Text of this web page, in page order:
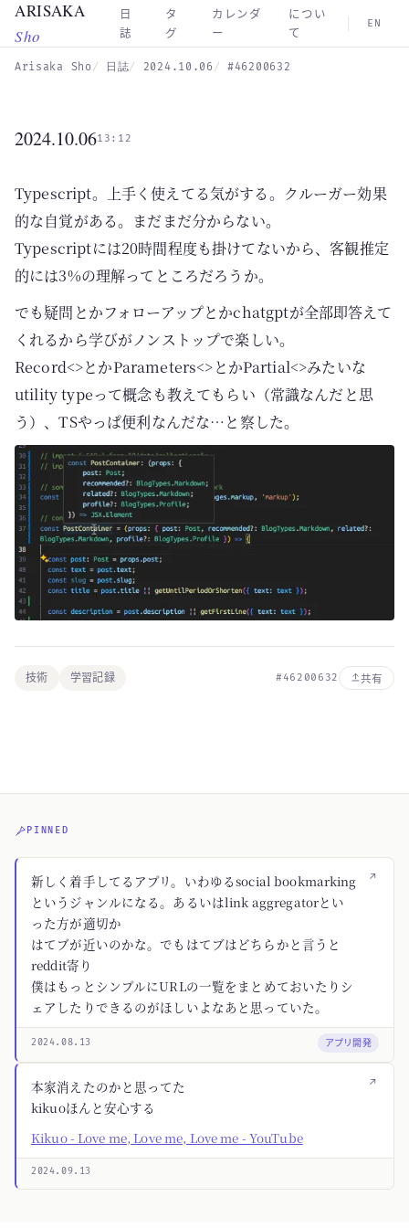
Skip to main content
ARISAKA
Sho
日
誌
タ
グ
カレンダ
ー
につい
て
EN
Arisaka Sho 日誌 2024.10.06 #46200632
2024.10.0613:12
Typescript。上手く使えてる気がする。クルーガー効果
的な自覚がある。まだまだ分からない。
Typescriptには20時間程度も掛けてないから、客観推定
的には3%の理解ってところだろうか。
でも疑問とかフォローアップとかchatgptが全部即答えて
くれるから学びがノンストップで楽しい。
Record<>とかParameters<>とかPartial<>みたいな
utility typeって概念も教えてもらい（常識なんだと思
う）、TSやっぱ便利なんだな…と察した。
技術 学習記録 #46200632 共有
PINNED
↗
新しく着手してるアプリ。いわゆるsocial bookmarking
というジャンルになる。あるいはlink aggregatorとい
った方が適切か
はてブが近いのかな。でもはてブはどちらかと言うと
reddit寄り
僕はもっとシンプルにURLの一覧をまとめておいたりシ
ェアしたりできるのがほしいよなあと思っていた。
2024.08.13 アプリ開発
↗
本家消えたのかと思ってた
kikuoほんと安心する
Kikuo - Love me, Love me, Love me - YouTube
2024.09.13